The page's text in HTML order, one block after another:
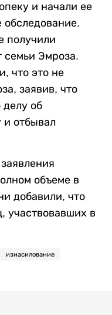
и начали ее
обследование.
получили
семьи Эмроза.
что это не
заявив, что
делу об
и отбывал
объеме в
добавили, что
участвовавших в
изнасилование